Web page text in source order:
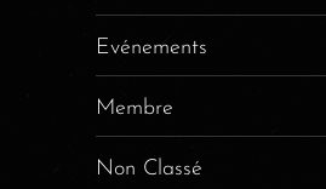
Evénements
Membre
Non Classé